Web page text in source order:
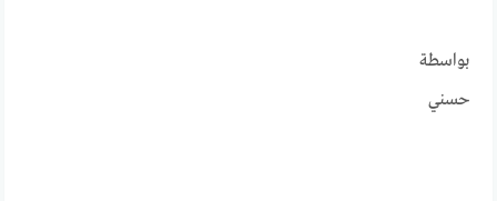
بواسطة
حسني